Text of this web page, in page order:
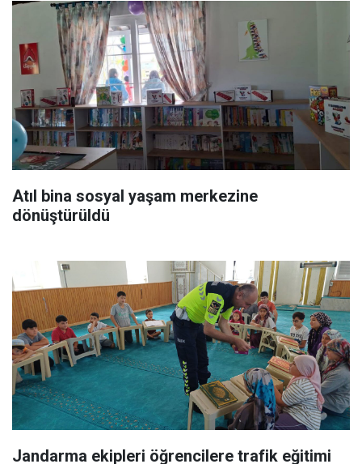
Atıl bina sosyal yaşam merkezine
dönüştürüldü
Jandarma ekipleri öğrencilere trafik eğitimi